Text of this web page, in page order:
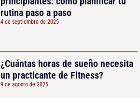
rutina paso a paso
4 de septiembre de 2025
¿Cuántas horas de sueño necesita
un practicante de Fitness?
9 de agosto de 2025